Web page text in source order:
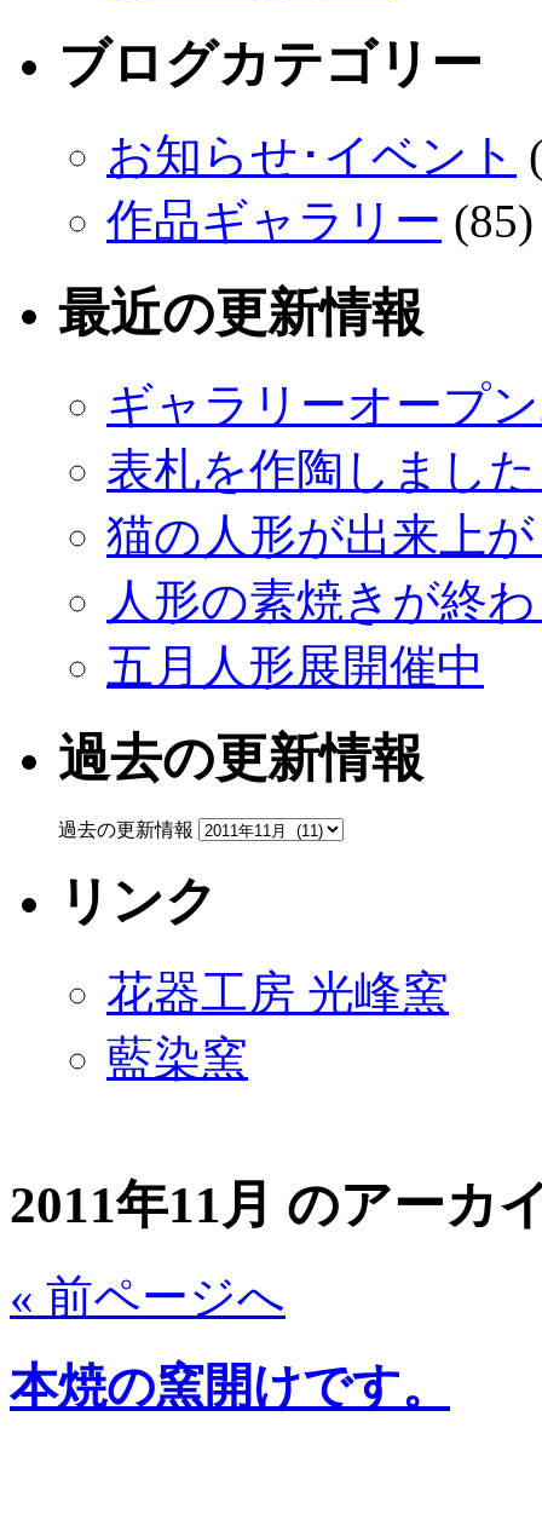
ブログカテゴリー
お知らせ･イベント
作品ギャラリー (85)
最近の更新情報
ギャラリーオープ
表札を作陶しまし
猫の人形が出来上
人形の素焼きが終
五月人形展開催中
過去の更新情報
過去の更新情報
リンク
花器工房 光峰窯
藍染窯
2011年11月 のアーカ
« 前ページへ
本焼の窯開けです。